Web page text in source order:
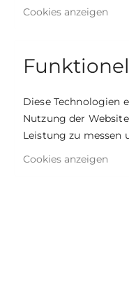
Cookies anzeigen
Diese Technologien
Nutzung der
Leistung zu messen
Cookies anzeigen